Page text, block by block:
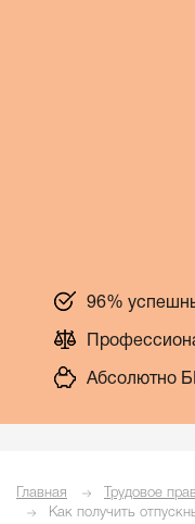
96%
Абсолютно
Главная Трудовое
Как получить